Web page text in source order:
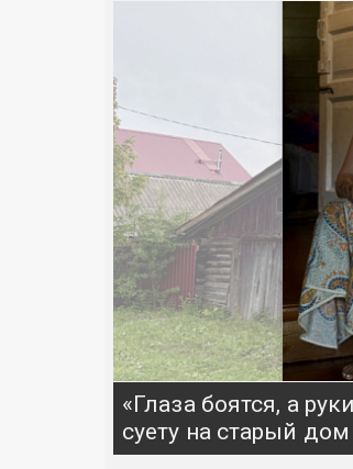
«Глаза боятся, а
суету на старый